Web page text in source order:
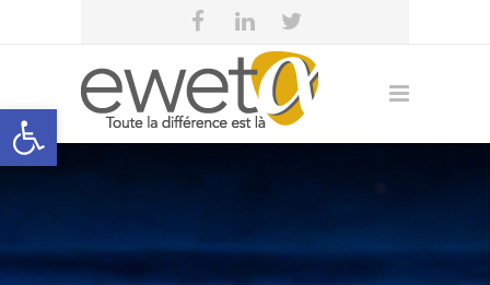
Open toolbar